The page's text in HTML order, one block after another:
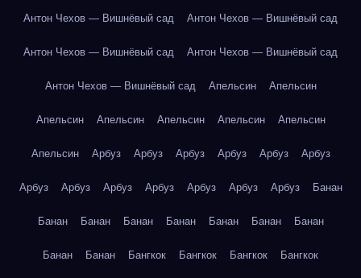
Антон Чехов — Вишнёвый сад Антон Чехов — Вишнёвый сад
Антон Чехов — Вишнёвый сад Антон Чехов — Вишнёвый сад
Антон Чехов — Вишнёвый сад Апельсин Апельсин
Апельсин Апельсин Апельсин Апельсин Апельсин
Апельсин Арбуз Арбуз Арбуз Арбуз Арбуз Арбуз
Арбуз Арбуз Арбуз Арбуз Арбуз Арбуз Арбуз Банан
Банан Банан Банан Банан Банан Банан Банан
Банан Банан Бангкок Бангкок Бангкок Бангкок